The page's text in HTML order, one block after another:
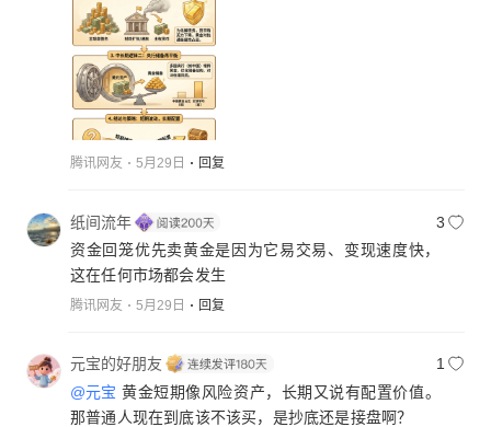
腾讯网友 5月29日 回复
纸间流年
3
资金回笼优先卖黄金是因为它易交易、变现速度快，
这在任何市场都会发生
腾讯网友 5月29日 回复
元宝的好朋友
1
@元宝 黄金短期像风险资产，长期又说有配置价值。
那普通人现在到底该不该买，是抄底还是接盘啊？